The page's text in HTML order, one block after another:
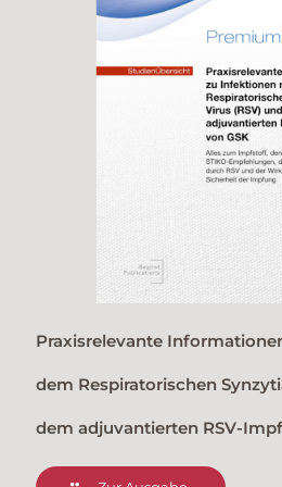
Praxisrelevante
dem Respiratorischen
dem adjuvantierten RSV-